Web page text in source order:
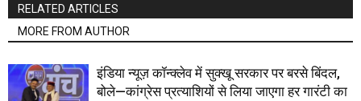
RELATED ARTICLES
MORE FROM AUTHOR
इंडिया न्यूज़ कॉन्क्लेव में सुक्खू सरकार पर बरसे बिंदल,
बोले—कांग्रेस प्रत्याशियों से लिया जाएगा हर गारंटी का